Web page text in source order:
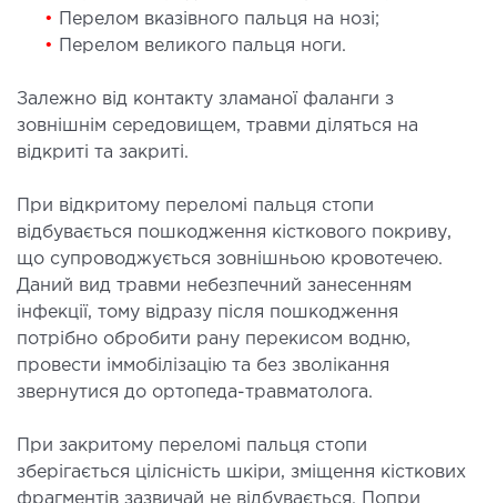
І ДЕРМАТОЛОГІЯ
косметологія
епіляція
косметологія
ЗАХВОРЮВАНЬ
І ЖОВЧНИХ ПРОТОК
хвороб печінки
ХІРУРГІЯ
•
Перелом вказівного пальця на нозі;
•
Перелом великого пальця ноги.
Залежно від контакту зламаної фаланги з
зовнішнім середовищем, травми діляться на
відкриті та закриті.
При відкритому переломі пальця стопи
відбувається пошкодження кісткового покриву,
що супроводжується зовнішньою кровотечею.
Даний вид травми небезпечний занесенням
інфекції, тому відразу після пошкодження
потрібно обробити рану перекисом водню,
провести іммобілізацію та без зволікання
звернутися до ортопеда-травматолога.
При закритому переломі пальця стопи
зберігається цілісність шкіри, зміщення кісткових
фрагментів зазвичай не відбувається. Попри